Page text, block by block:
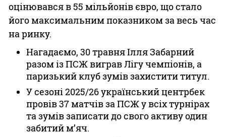
оцінювався в 55 мільйонів євро, що стало
його максимальним показником за весь час
на ринку.
Нагадаємо, 30 травня Ілля Забарний
разом із ПСЖ виграв Лігу чемпіонів, а
паризький клуб зумів захистити титул.
У сезоні 2025/26 український центрбек
провів 37 матчів за ПСЖ у всіх турнірах
та зумів записати до свого активу один
забитий м’яч.